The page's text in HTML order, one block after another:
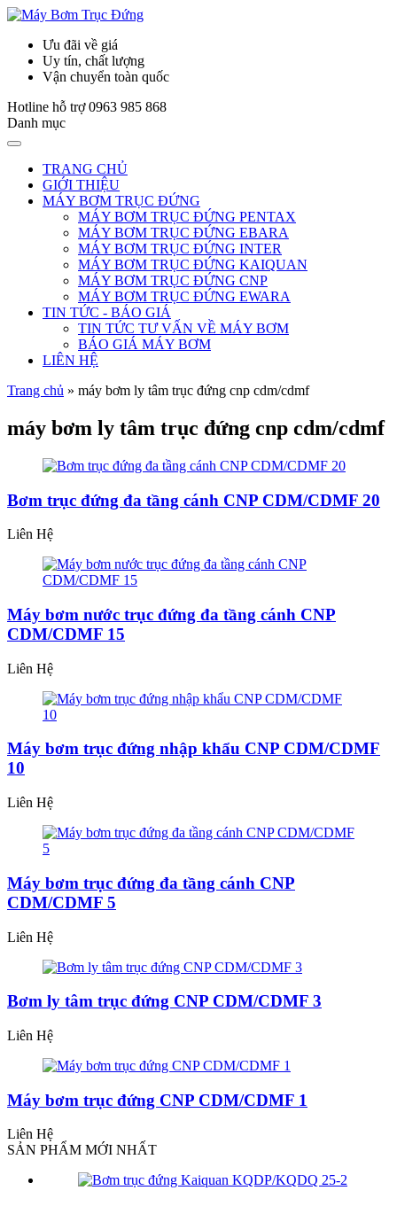
Ưu đãi về giá
Uy tín, chất lượng
Vận chuyển toàn quốc
Hotline hỗ trợ 0963 985 868
Danh mục
TRANG CHỦ
GIỚI THIỆU
MÁY BƠM TRỤC ĐỨNG
MÁY BƠM TRỤC ĐỨNG PENTAX
MÁY BƠM TRỤC ĐỨNG EBARA
MÁY BƠM TRỤC ĐỨNG INTER
MÁY BƠM TRỤC ĐỨNG KAIQUAN
MÁY BƠM TRỤC ĐỨNG CNP
MÁY BƠM TRỤC ĐỨNG EWARA
TIN TỨC - BÁO GIÁ
TIN TỨC TƯ VẤN VỀ MÁY BƠM
BÁO GIÁ MÁY BƠM
LIÊN HỆ
Trang chủ » máy bơm ly tâm trục đứng cnp cdm/cdmf
máy bơm ly tâm trục đứng cnp cdm/cdmf
Bơm trục đứng đa tầng cánh CNP CDM/CDMF 20
Liên Hệ
Máy bơm nước trục đứng đa tầng cánh CNP
CDM/CDMF 15
Liên Hệ
Máy bơm trục đứng nhập khẩu CNP CDM/CDMF
10
Liên Hệ
Máy bơm trục đứng đa tầng cánh CNP
CDM/CDMF 5
Liên Hệ
Bơm ly tâm trục đứng CNP CDM/CDMF 3
Liên Hệ
Máy bơm trục đứng CNP CDM/CDMF 1
Liên Hệ
SẢN PHẨM MỚI NHẤT